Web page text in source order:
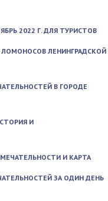
2022 Г. ДЛЯ ТУРИСТОВ
ЛЕНИНГРАДСКОЙ
В ГОРОДЕ
И
И КАРТА
ЗА ОДИН ДЕНЬ